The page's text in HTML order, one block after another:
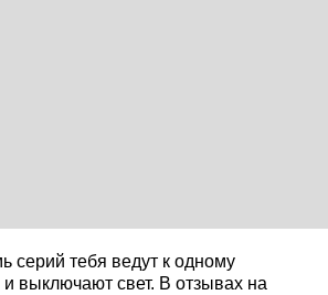
серий тебя ведут к одному
выключают свет. В отзывах на